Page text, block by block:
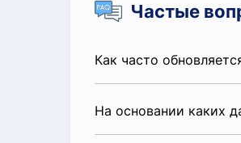
Частые
Как часто
На основании каких